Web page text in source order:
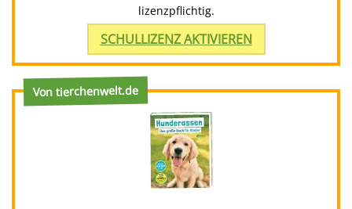
lizenzpflichtig.
SCHULLIZENZ AKTIVIEREN
Von tierchenwelt.de